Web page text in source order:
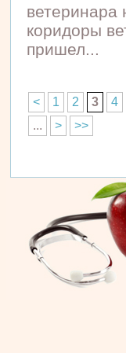
коридоры
пришел...
< 1 2 3
4
...
> >>